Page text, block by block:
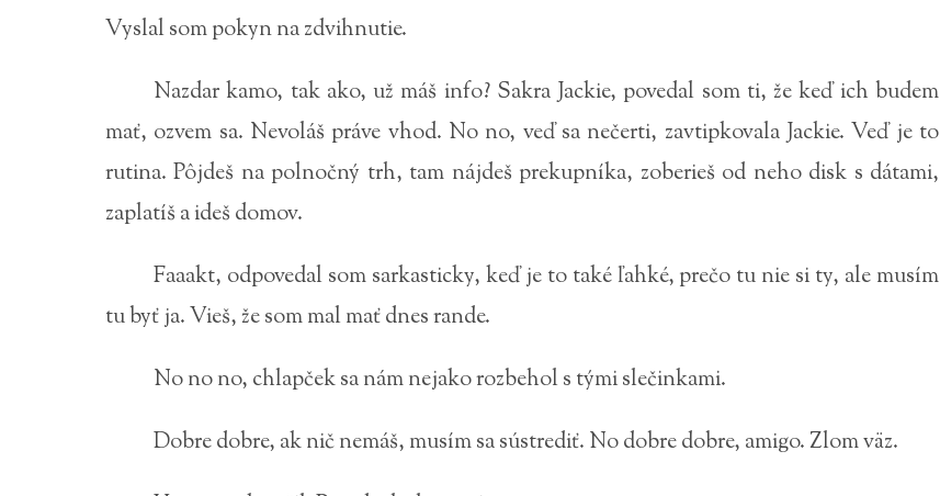
Vyslal som pokyn na zdvihnutie.
Nazdar kamo, tak ako, už máš info? Sakra Jackie, povedal som ti, že keď ich budem
mať, ozvem sa. Nevoláš práve vhod. No no, veď sa nečerti, zavtipkovala Jackie. Veď je to
rutina. Pôjdeš na polnočný trh, tam nájdeš prekupníka, zoberieš od neho disk s dátami,
zaplatíš a ideš domov.
Faaakt, odpovedal som sarkasticky, keď je to také ľahké, prečo tu nie si ty, ale musím
tu byť ja. Vieš, že som mal mať dnes rande.
No no no, chlapček sa nám nejako rozbehol s tými slečinkami.
Dobre dobre, ak nič nemáš, musím sa sústrediť. No dobre dobre, amigo. Zlom väz.